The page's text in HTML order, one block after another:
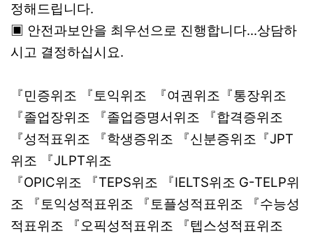
정해드립니다.
▣ 안전과보안을 최우선으로 진행합니다...상담하
시고 결정하십시요.
『민증위조 『토익위조 『여권위조『통장위조
『졸업장위조 『졸업증명서위조 『합격증위조
『성적표위조 『학생증위조 『신분증위조『JPT
위조 『JLPT위조
『OPIC위조 『TEPS위조 『IELTS위조 G-TELP위
조 『토익성적표위조 『토플성적표위조 『수능성
적표위조 『오픽성적표위조 『텝스성적표위조